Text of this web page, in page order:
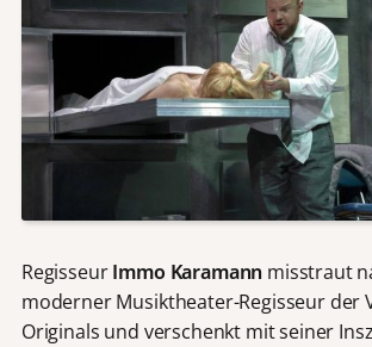
RegisseurImmo Karamann misstraut
moderner Musiktheater-Regisseur der
Originals und verschenkt mit seiner